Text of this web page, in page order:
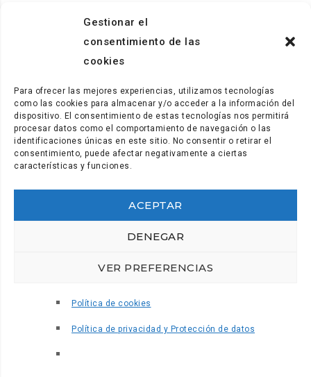
Gestionar el
consentimiento de las
cookies
Para ofrecer las mejores experiencias, utilizamos tecnologías
como las cookies para almacenar y/o acceder a la información del
dispositivo. El consentimiento de estas tecnologías nos permitirá
procesar datos como el comportamiento de navegación o las
identificaciones únicas en este sitio. No consentir o retirar el
consentimiento, puede afectar negativamente a ciertas
características y funciones.
ACEPTAR
DENEGAR
VER PREFERENCIAS
Política de cookies
Política de privacidad y Protección de datos
Secretaría y comunicación: (+34) 922.28.95.21
Gabinete de comunicación: (+34) 922.28.95.21